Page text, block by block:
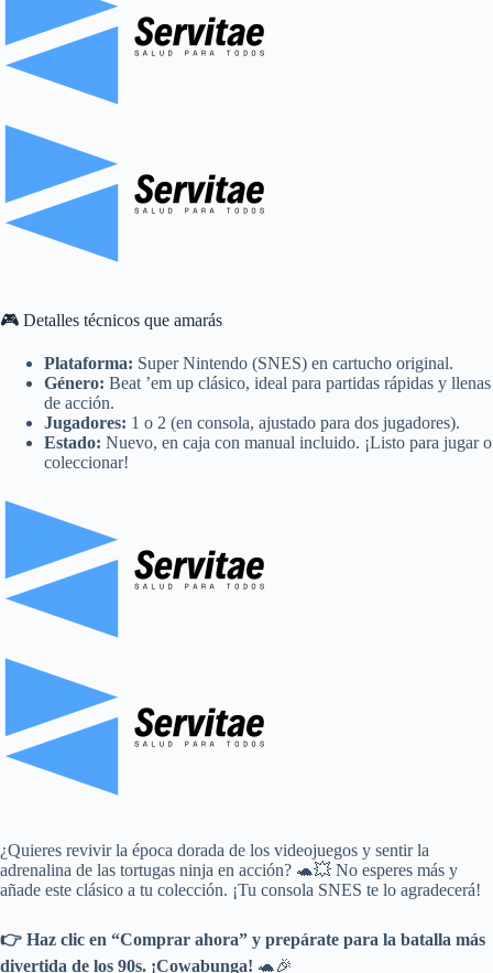
🎮 Detalles técnicos que amarás
Plataforma: Super Nintendo (SNES) en cartucho original.
Género: Beat ’em up clásico, ideal para partidas rápidas y llenas
de acción.
Jugadores: 1 o 2 (en consola, ajustado para dos jugadores).
Estado: Nuevo, en caja con manual incluido. ¡Listo para jugar o
coleccionar!
¿Quieres revivir la época dorada de los videojuegos y sentir la
adrenalina de las tortugas ninja en acción? 🐢💥 No esperes más y
añade este clásico a tu colección. ¡Tu consola SNES te lo agradecerá!
👉 Haz clic en “Comprar ahora” y prepárate para la batalla más
divertida de los 90s. ¡Cowabunga! 🐢🎉